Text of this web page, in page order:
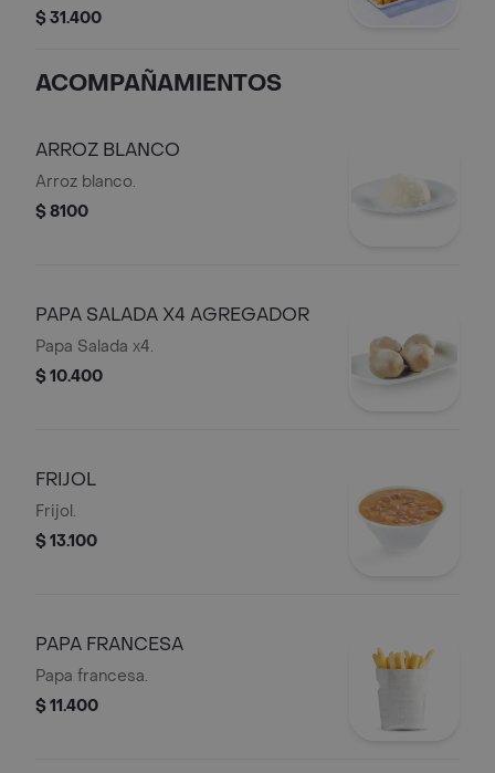
onzas (Mora o Mango) + + Vaso de
$ 31.400
ACOMPAÑAMIENTOS
ARROZ BLANCO
Arroz blanco.
$ 8100
PAPA SALADA X4 AGREGADOR
Papa Salada x4.
$ 10.400
FRIJOL
Frijol.
$ 13.100
PAPA FRANCESA
Papa francesa.
$ 11.400